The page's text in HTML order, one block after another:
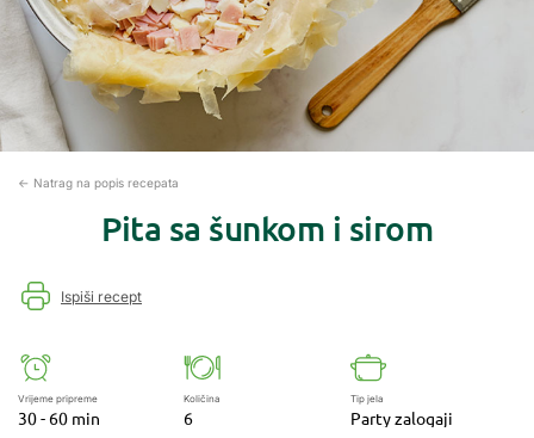
← Natrag na popis recepata
Pita sa šunkom i sirom
Ispiši recept
Vrijeme pripreme
30 - 60 min
Količina
6
Tip jela
Party zalogaji